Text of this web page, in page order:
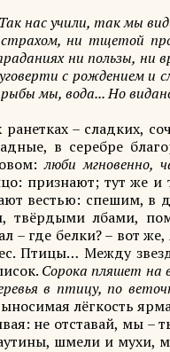
нас учили, так мы
ни тщетой
ни пользы, ни
с рождением и
мы, вода... Но
– сладких,
в серебре
люби мгновенно,
признают; тут же
вестью: спешим, в
лбами,
– где белки? – вот же,
Птицы… Между
Сорока пляшет на
в птицу, по
лёгкость
не отставай, мы –
шмели и мухи,